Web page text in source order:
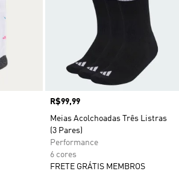
Preço
R$99,99
Meias Acolchoadas Três Listras
(3 Pares)
Performance
6 cores
FRETE GRÁTIS MEMBROS